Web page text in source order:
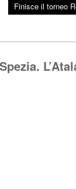
Finisce il torneo